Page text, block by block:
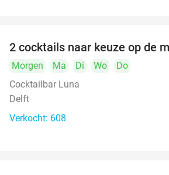
2 cocktails naar keuze op de
Morgen Ma Di Wo
Do
Cocktailbar Luna
Delft
Verkocht: 608